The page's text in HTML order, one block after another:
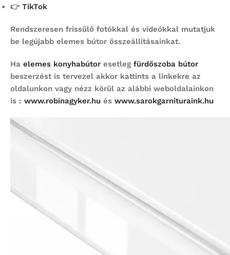
👉 TikTok
Rendszeresen frissülő fotókkal és videókkal mutatjuk
be legújabb elemes bútor összeállításainkat.
Ha elemes konyhabútor esetleg fürdőszoba bútor
beszerzést is tervezel akkor kattints a linkekre az
oldalunkon vagy nézz körül az alábbi weboldalainkon
is : www.robinagyker.hu és www.sarokgarnituraink.hu